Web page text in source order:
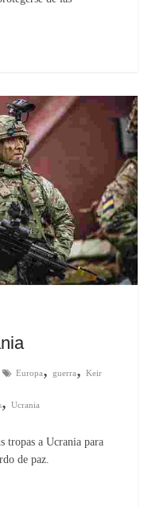
Europa,guerra,Keir
,Ucrania
tropas a Ucrania para
de paz.